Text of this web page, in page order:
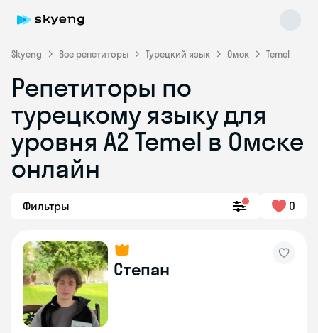
Skyeng Все репетиторы Турецкий язык Омск Temel
Репетиторы по
турецкому языку для
уровня A2 Temel в Омске
онлайн
Фильтры 0
Степан